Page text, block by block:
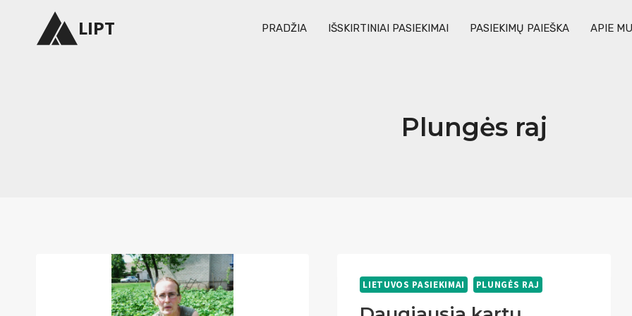
LIPT PRADŽIA IŠSKIRTINIAI PASIEKIMAI PASIEKIMŲ PAIEŠKA APIE
Plungės raj
LIETUVOS PASIEKIMAI PLUNGĖS RAJ